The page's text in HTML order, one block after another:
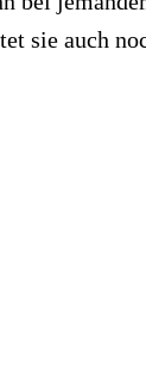
sie auch